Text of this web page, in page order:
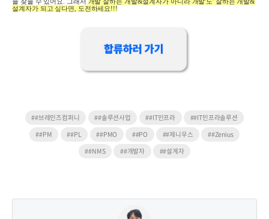
설계자가 되고 싶다면,
도전하세요!!!
##브레인즈컴퍼니 ##솔루션사업 ##IT인프라
##IT인프라솔루션
##PM
##PL ##PMO ##PO ##제니우스
##Zenius
##NMS
##개발자 ##설계자